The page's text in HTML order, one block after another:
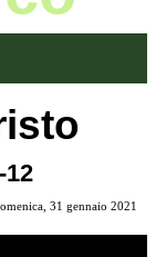
31 gennaio 2021